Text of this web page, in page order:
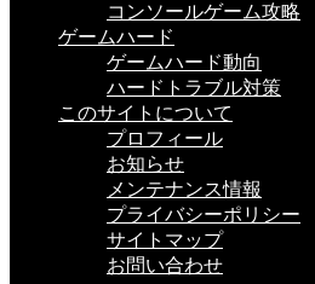
コンソールゲーム攻略
ゲームハード
ゲームハード動向
ハードトラブル対策
このサイトについて
プロフィール
お知らせ
メンテナンス情報
プライバシーポリシー
サイトマップ
お問い合わせ